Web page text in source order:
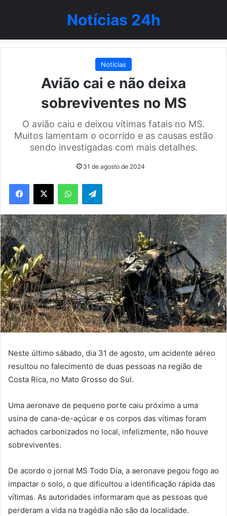
Notícias 24h
Notícias
Avião cai e não deixa
sobreviventes no MS
O avião caiu e deixou vítimas fatais no MS.
Muitos lamentam o ocorrido e as causas estão
sendo investigadas com mais detalhes.
31 de agosto de 2024
WhatsAppTelegram
Neste último sábado, dia 31 de agosto, um acidente aéreo
resultou no falecimento de duas pessoas na região de
Costa Rica, no Mato Grosso do Sul.
Uma aeronave de pequeno porte caiu próximo a uma
usina de cana-de-açúcar e os corpos das vítimas foram
achados carbonizados no local, infelizmente, não houve
sobreviventes.
De acordo o jornal MS Todo Dia, a aeronave pegou fogo ao
impactar o solo, o que dificultou a identificação rápida das
vítimas. As autoridades informaram que as pessoas que
perderam a vida na tragédia não são da localidade.